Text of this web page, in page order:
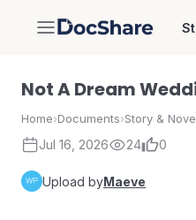
DocShare
Not A Dream
Home›Documents›Story &
Jul 16, 2026 24 0
Upload byMaeve